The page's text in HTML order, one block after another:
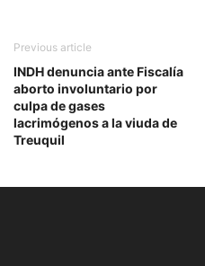
Previous article
INDH denuncia ante Fiscalía
aborto involuntario por
culpa de gases
lacrimógenos a la viuda de
Treuquil